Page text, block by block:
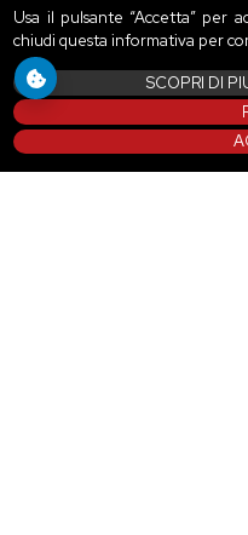
Usa il pulsante “Accetta” per
chiudi questa informativa per
SCOPRI DI